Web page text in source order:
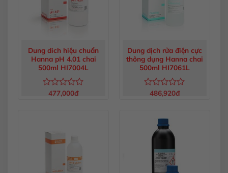
Dung dich hiệu chuẩn
Hanna pH 4.01 chai
500ml HI7004L
Được
sao
477,000đ
Dung dịch rửa điện cực
thông dụng Hanna chai
500ml HI7061L
Được
sao
486,920đ